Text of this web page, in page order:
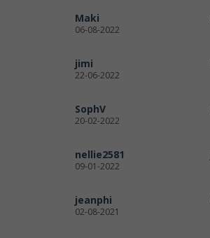
Maki
06-08-2022
jimi
22-06-2022
SophV
20-02-2022
nellie2581
09-01-2022
jeanphi
02-08-2021